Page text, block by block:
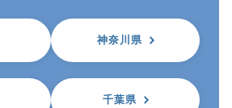
神奈川県
千葉県